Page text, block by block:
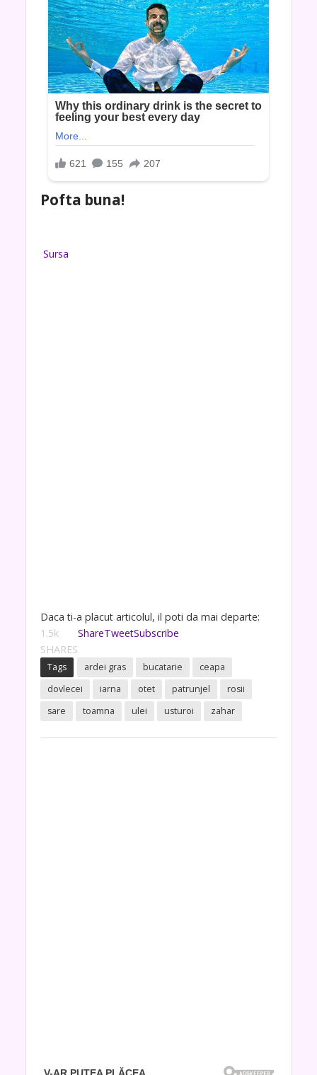
Pofta buna!
Sursa
Daca ti-a placut articolul, il poti da mai departe:
1.5k
SHARES
ShareTweetSubscribe
Tags ardei gras bucatarie
ceapa
dovlecei
iarna otet patrunjel
rosii
sare
toamna ulei usturoi zahar